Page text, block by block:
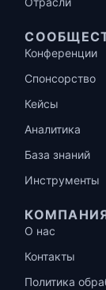
Конференции
Спонсорство
Кейсы
Аналитика
База знаний
Инструменты
О нас
Контакты
Политика